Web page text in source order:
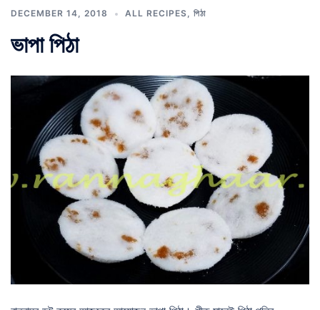
DECEMBER 14, 2018 ALL RECIPES, পিঠা
ভাপা পিঠা